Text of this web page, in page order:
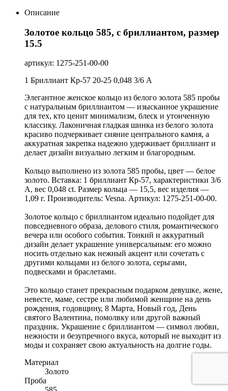
Описание
Золотое кольцо 585, с бриллиантом, размер
15.5
артикул: 1275-251-00-00
1 Бриллиант Кр-57 20-25 0,048 3/6 А
Элегантное женское кольцо из белого золота 585 пробы
с натуральным бриллиантом — изысканное украшение
для тех, кто ценит минимализм, блеск и утонченную
классику. Лаконичная гладкая шинка из белого золота
красиво подчеркивает сияние центрального камня, а
аккуратная закрепка надежно удерживает бриллиант и
делает дизайн визуально легким и благородным.
Кольцо выполнено из золота 585 пробы, цвет — белое
золото. Вставка: 1 бриллиант Кр-57, характеристики 3/6
А, вес 0,048 ct. Размер кольца — 15,5, вес изделия —
1,09 г. Производитель: Vesna. Артикул: 1275-251-00-00.
Золотое кольцо с бриллиантом идеально подойдет для
повседневного образа, делового стиля, романтического
вечера или особого события. Тонкий и аккуратный
дизайн делает украшение универсальным: его можно
носить отдельно как нежный акцент или сочетать с
другими кольцами из белого золота, серьгами,
подвесками и браслетами.
Это кольцо станет прекрасным подарком девушке, жене,
невесте, маме, сестре или любимой женщине на день
рождения, годовщину, 8 Марта, Новый год, День
святого Валентина, помолвку или другой важный
праздник. Украшение с бриллиантом — символ любви,
нежности и безупречного вкуса, который не выходит из
моды и сохраняет свою актуальность на долгие годы.
Материал
Золото
Проба